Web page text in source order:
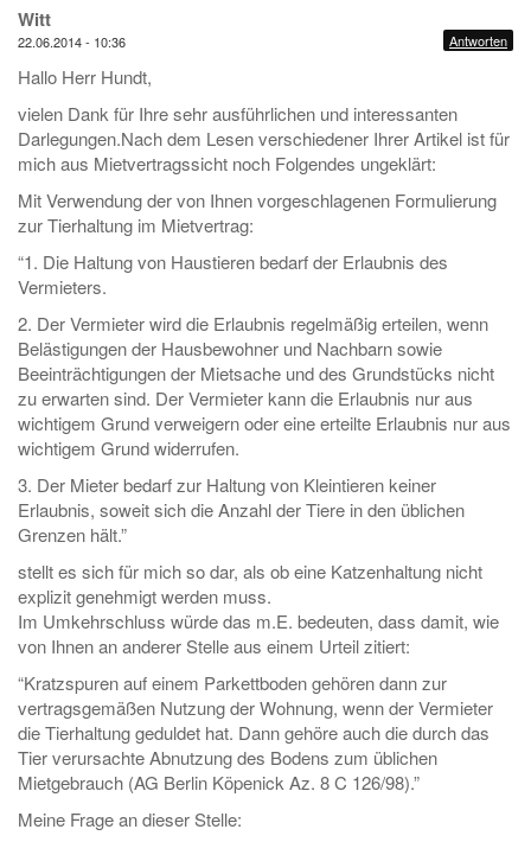
Witt
22.06.2014 - 10:36 Antworten
Hallo Herr Hundt,
vielen Dank für Ihre sehr ausführlichen und interessanten
Darlegungen.Nach dem Lesen verschiedener Ihrer Artikel ist für
mich aus Mietvertragssicht noch Folgendes ungeklärt:
Mit Verwendung der von Ihnen vorgeschlagenen Formulierung
zur Tierhaltung im Mietvertrag:
“1. Die Haltung von Haustieren bedarf der Erlaubnis des
Vermieters.
2. Der Vermieter wird die Erlaubnis regelmäßig erteilen, wenn
Belästigungen der Hausbewohner und Nachbarn sowie
Beeinträchtigungen der Mietsache und des Grundstücks nicht
zu erwarten sind. Der Vermieter kann die Erlaubnis nur aus
wichtigem Grund verweigern oder eine erteilte Erlaubnis nur aus
wichtigem Grund widerrufen.
3. Der Mieter bedarf zur Haltung von Kleintieren keiner
Erlaubnis, soweit sich die Anzahl der Tiere in den üblichen
Grenzen hält.”
stellt es sich für mich so dar, als ob eine Katzenhaltung nicht
explizit genehmigt werden muss.
Im Umkehrschluss würde das m.E. bedeuten, dass damit, wie
von Ihnen an anderer Stelle aus einem Urteil zitiert:
“Kratzspuren auf einem Parkettboden gehören dann zur
vertragsgemäßen Nutzung der Wohnung, wenn der Vermieter
die Tierhaltung geduldet hat. Dann gehöre auch die durch das
Tier verursachte Abnutzung des Bodens zum üblichen
Mietgebrauch (AG Berlin Köpenick Az. 8 C 126/98).”
Meine Frage an dieser Stelle: